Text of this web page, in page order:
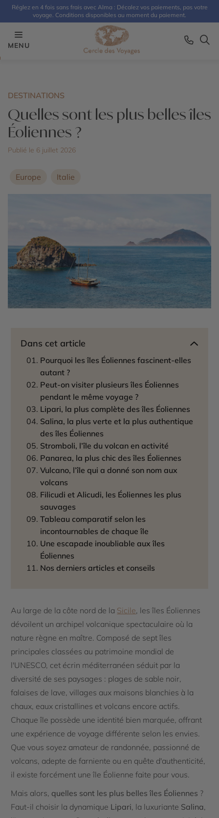
Réglez en 4 fois sans frais avec Alma : Décalez vos paiements, pas votre
voyage. Conditions disponibles au moment du paiement.
MENU
DESTINATIONS
Quelles sont les plus belles îles
Éoliennes ?
Publié le 6 juillet 2026
Europe Italie
Dans cet article
Pourquoi les îles Éoliennes fascinent-elles
autant ?
Peut-on visiter plusieurs îles Éoliennes
pendant le même voyage ?
Lipari, la plus complète des îles Éoliennes
Salina, la plus verte et la plus authentique
des îles Éoliennes
Stromboli, l’île du volcan en activité
Panarea, la plus chic des îles Éoliennes
Vulcano, l’île qui a donné son nom aux
volcans
Filicudi et Alicudi, les Éoliennes les plus
sauvages
Tableau comparatif selon les
incontournables de chaque île
Une escapade inoubliable aux îles
Éoliennes
Nos derniers articles et conseils
Au large de la côte nord de la Sicile, les îles Éoliennes
dévoilent un archipel volcanique spectaculaire où la
nature règne en maître. Composé de sept îles
principales classées au patrimoine mondial de
l'UNESCO, cet écrin méditerranéen séduit par la
diversité de ses paysages : plages de sable noir,
falaises de lave, villages aux maisons blanchies à la
chaux, eaux cristallines et volcans encore actifs.
Chaque île possède une identité bien marquée, offrant
une expérience de voyage différente selon les envies.
Que vous soyez amateur de randonnée, passionné de
volcans, adepte de farniente ou en quête d'authenticité,
il existe forcément une île Éolienne faite pour vous.
Mais alors, quelles sont les plus belles îles Éoliennes ?
Faut-il choisir la dynamique Lipari, la luxuriante Salina,